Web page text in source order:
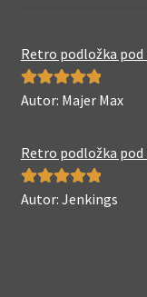
Retro podložka pod
Hodnocení5
Autor: Majer Max
Retro podložka pod
Hodnocení5
Autor: Jenkings